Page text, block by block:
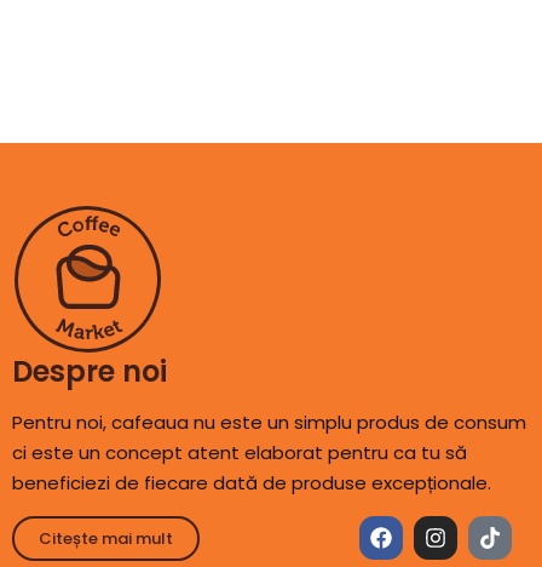
Despre noi
Pentru noi, cafeaua nu este un simplu produs de consum
ci este un concept atent elaborat pentru ca tu să
beneficiezi de fiecare dată de produse excepționale.
Citește mai mult